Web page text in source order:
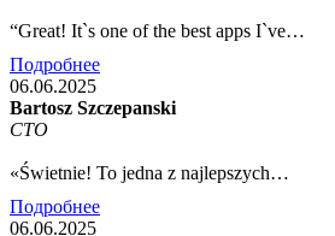
“Great! It`s one of the best apps I`ve…
Подробнее
06.06.2025
Bartosz Szczepanski
CTO
«Świetnie! To jedna z najlepszych…
Подробнее
06.06.2025